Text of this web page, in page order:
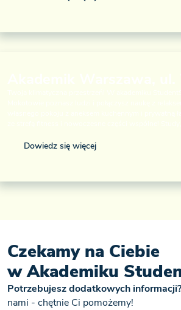
Dowiedz się więcej
Czekamy na Ciebie
w Akademiku
Potrzebujesz dodatkowych informacji?
nami - chętnie Ci pomożemy!